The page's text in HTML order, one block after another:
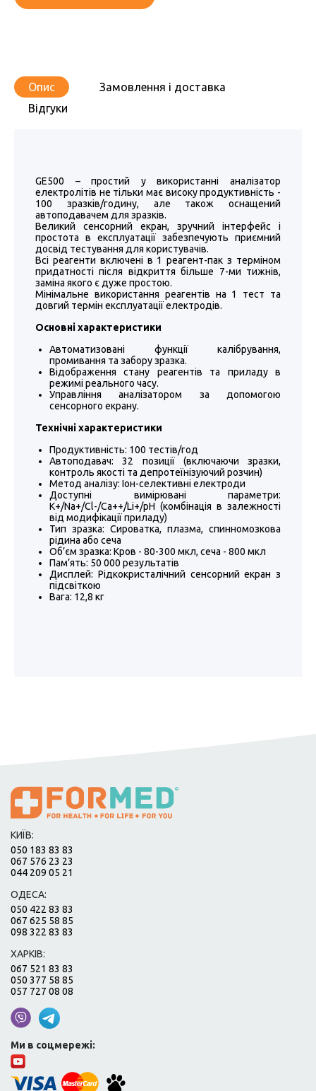
Опис
Замовлення і доставка
Відгуки
GE500 – простий у використанні аналізатор
електролітів не тільки має високу продуктивність -
100 зразків/годину, але також оснащений
автоподавачем для зразків.
Великий сенсорний екран, зручний інтерфейс і
простота в експлуатації забезпечують приємний
досвід тестування для користувачів.
Всі реагенти включені в 1 реагент-пак з терміном
придатності після відкриття більше 7-ми тижнів,
заміна якого є дуже простою.
Мінімальне використання реагентів на 1 тест та
довгий термін експлуатації електродів.
Основні характеристики
Автоматизовані функції калібрування,
промивання та забору зразка.
Відображення стану реагентів та приладу в
режимі реального часу.
Управління аналізатором за допомогою
сенсорного екрану.
Технічні характеристики
Продуктивність: 100 тестів/год
Автоподавач:32 позиції (включаючи зразки,
контроль якості та депротеїнізуючий розчин)
Метод аналізу: Іон-селективні електроди
Доступні вимірювані параметри:
K+/Na+/Cl-/Ca++/Li+/pH (комбінація в залежності
від модифікації приладу)
Тип зразка: Сироватка, плазма, спинномозкова
рідина або сеча
Об’єм зразка: Кров - 80-300 мкл, сеча - 800 мкл
Пам’ять: 50 000 результатів
Дисплей: Рідкокристалічний сенсорний екран з
підсвіткою
Вага: 12,8 кг
КИЇВ:
050 183 83 83
067 576 23 23
044 209 05 21
ОДЕСА:
050 422 83 83
067 625 58 85
098 322 83 83
ХАРКІВ:
067 521 83 83
050 377 58 85
057 727 08 08
Ми в соцмережі: